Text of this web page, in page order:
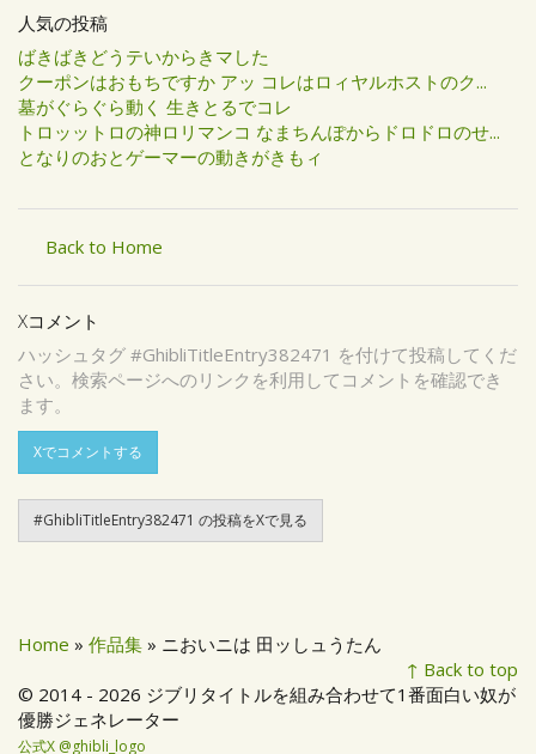
人気の投稿
ばきばきどうテいからきマした
クーポンはおもちですか アッ コレはロィヤルホストのク...
墓がぐらぐら動く 生きとるでコレ
トロッットロの神ロリマンコ なまちんぽからドロドロのせ...
となりのおとゲーマーの動きがきもィ
Back to Home
Xコメント
ハッシュタグ #GhibliTitleEntry382471 を付けて投稿してくだ
さい。検索ページへのリンクを利用してコメントを確認でき
ます。
Xでコメントする
#GhibliTitleEntry382471 の投稿をXで見る
Home » 作品集 » ニおいニは 田ッしュうたん
↑ Back to top
© 2014 - 2026 ジブリタイトルを組み合わせて1番面白い奴が
優勝ジェネレーター
公式X @ghibli_logo